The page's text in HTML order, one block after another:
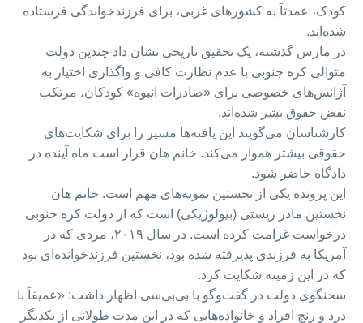
کودک، عمدتاً به کشورهای غربی، برای فرزندخواندگی فرستاده
شده‌اند.
در مارس گذشته، یک تحقیق تاریخی نشان داد چندین دولت
متوالی کره جنوبی با عدم نظارت کافی و واگذاری اختیار به
آژانس‌های خصوصی برای «صادرات انبوه» کودکان، مرتکب
نقض حقوق بشر شده‌اند.
کارشناسان می‌گویند این یافته‌ها مسیر را برای شکایت‌های
حقوقی بیشتر هموار می‌کند. خانم هان قرار است ماه آینده در
دادگاه حاضر شود.
این پرونده یکی از نخستین نمونه‌های مهم است. خانم هان
نخستین مادر زیستی (بیولوژیکی) است که از دولت کره جنوبی
درخواست غرامت کرده است. در سال ۲۰۱۹، مردی که در
آمریکا به فرزندی پذیرفته شده بود، نخستین فرزندخوانده‌ای بود
که در این زمینه شکایت کرد.
سخنگوی دولت در گفت‌وگو با بی‌بی‌سی اظهار داشت: «عمیقاً با
درد و رنج افراد و خانواده‌هایی که در این مدت طولانی از یکدیگر